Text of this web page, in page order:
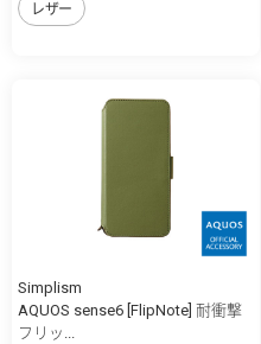
レザー
Simplism
AQUOS sense6 [FlipNote] 耐衝撃
フリッ...